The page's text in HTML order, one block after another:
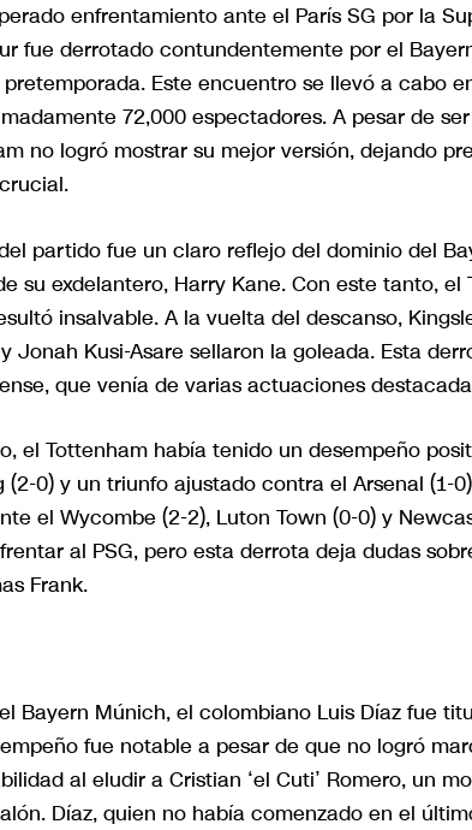
enfrentamiento ante el París SG por la
fue derrotado contundentemente por el
Este encuentro se llevó a cabo
72,000 espectadores. A pesar de
no logró mostrar su mejor versión, dejando
partido fue un claro reflejo del dominio del
su exdelantero, Harry Kane. Con este tanto,
insalvable. A la vuelta del descanso,
Jonah Kusi-Asare sellaron la goleada. Esta
que venía de varias actuaciones
el Tottenham había tenido un desempeño
(2-0) y un triunfo ajustado contra el Arsenal (1-
el Wycombe (2-2), Luton Town (0-0) y
al PSG, pero esta derrota deja dudas
Frank.
Bayern Múnich, el colombiano Luis Díaz fue
fue notable a pesar de que no logró
al eludir a Cristian ‘el Cuti’ Romero, un
Díaz, quien no había comenzado en el